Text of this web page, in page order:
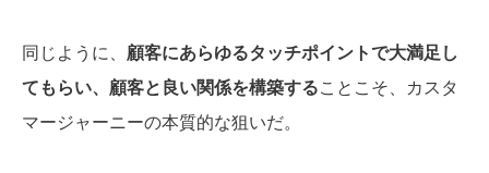
同じように、 顧客にあらゆるタッチポイントで大満足し
てもらい、顧客と良い関係を構築することこそ、カスタ
マージャーニーの本質的な狙いだ。